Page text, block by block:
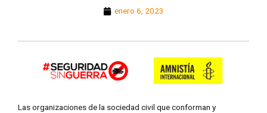
enero 6, 2023
Las organizaciones de la sociedad civil que conforman y